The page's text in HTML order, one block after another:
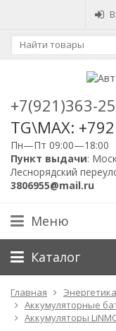
+7(921)363-
TG\MAX:
Пн—Пт 09:00—18:00
Пункт выдачи:
Леснорядский
3806955@mail.ru
Меню
Каталог
Главная
Энергетика
Аккумуляторные
Аккумуляторы